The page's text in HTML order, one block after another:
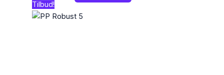
Tilbud!